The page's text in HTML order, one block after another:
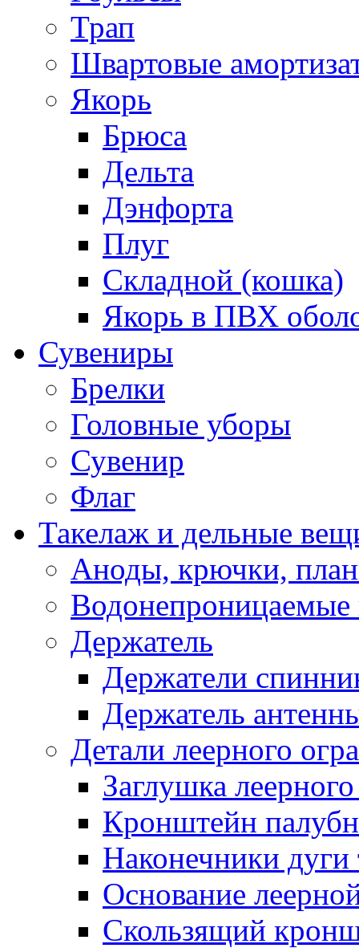
Трап
Швартовые
Якорь
Брюса
Дельта
Дэнфорта
Плуг
Складной (кошка)
Якорь в ПВХ
Сувениры
Брелки
Головные уборы
Сувенир
Флаг
Такелаж и дельные
Аноды, крючки,
Водонепроницаемые
Держатель
Держатели
Держатель
Детали леерного
Заглушка
Кронштейн
Наконечники дуги
Основание
Скользящий